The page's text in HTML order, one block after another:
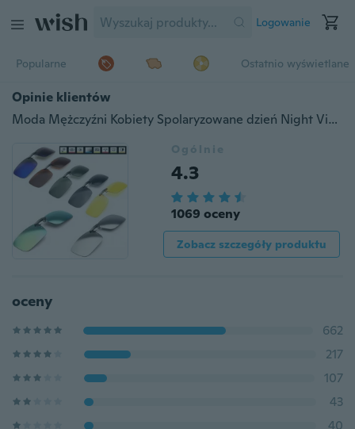
Logowanie
Popularne Ostatnio wyświetlane
Opinie klientów
Moda Mężczyźni Kobiety Spolaryzowane dzień Night Vision Clip-on Flip-up Lens Okulary przeciwsłoneczne Jazda Wędkarstwo Okulary zewnętrzne
Ogólnie
4.3
1069 oceny
Zobacz szczegóły produktu
oceny
662
217
107
43
40